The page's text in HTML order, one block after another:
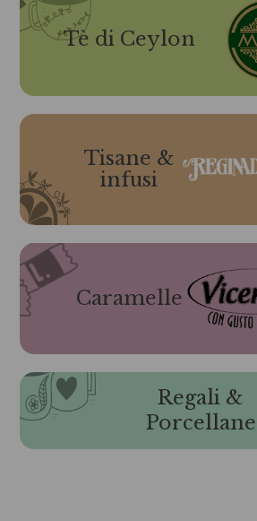
Tè di Ceylon
Tisane &
infusi
Caramelle
Regali &
Porcellane